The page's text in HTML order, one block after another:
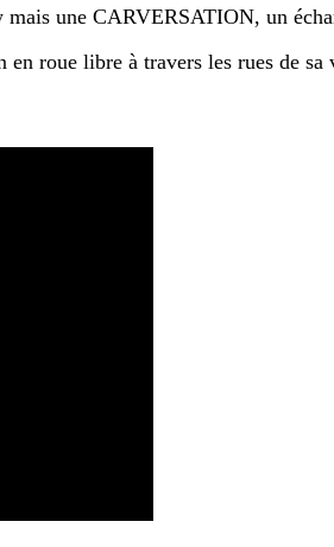
mais une CARVERSATION, un
en roue libre à travers les rues de